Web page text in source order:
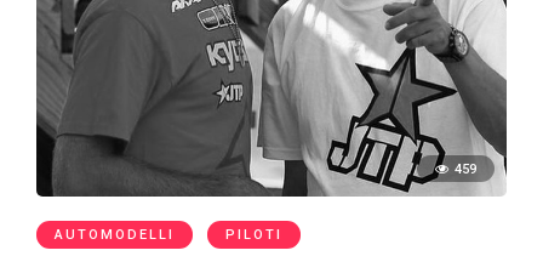
459
AUTOMODELLI PILOTI